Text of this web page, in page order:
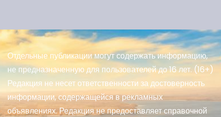
Отдельные публикации могут содержать информацию,
не предназначенную для пользователей до 16 лет. (16+)
Редакция не несет ответственности за достоверность
информации, содержащейся в рекламных
объявлениях. Редакция не предоставляет справочной